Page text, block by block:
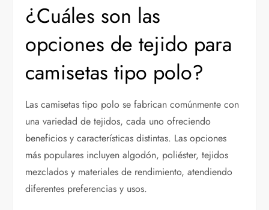
¿Cuáles son las
opciones de tejido para
camisetas tipo polo?
Las camisetas tipo polo se fabrican comúnmente con
una variedad de tejidos, cada uno ofreciendo
beneficios y características distintas. Las opciones
más populares incluyen algodón, poliéster, tejidos
mezclados y materiales de rendimiento, atendiendo
diferentes preferencias y usos.